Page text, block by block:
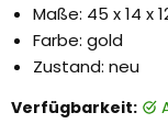
Maße: 45 x 14 x
Farbe: gold
Zustand: neu
Verfügbarkeit: